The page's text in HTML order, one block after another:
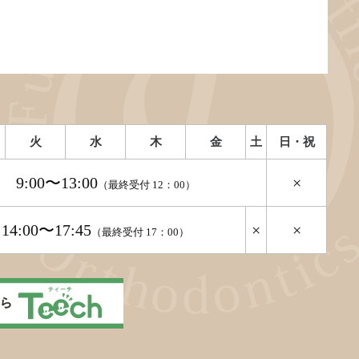
火 水 木 金 土 日・祝
9:00〜13:00 （最終受付 12：00） ×
14:00〜17:45 （最終受付 17：00） × ×